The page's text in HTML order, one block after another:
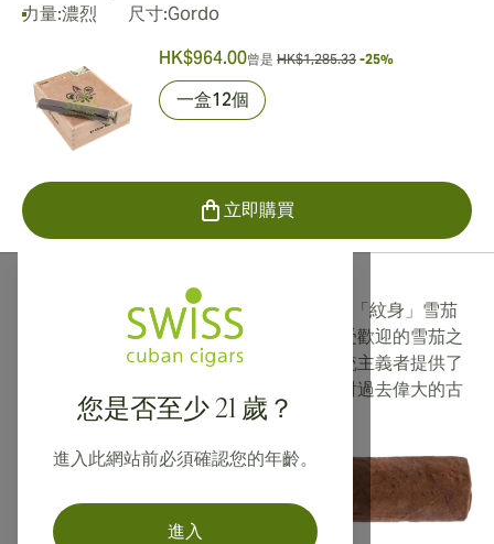
力量:濃烈 尺寸:Gordo
HK$964.00曾是 HK$1,285.33 -25%
一盒12個
立即購買
您是否至少 21 歲？
進入此網站前必須確認您的年齡。
進入
皮特·約翰遜 (Pete Johnson) 的塔圖阿赫或「紋身」雪茄
已從小型精品雪茄發展成為當今世界上最受歡迎的雪茄之
一。每支塔圖阿赫雪茄都為現代口味和傳統主義者提供了
豐富的質感和超級美味的冒險，這植根於對過去偉大的古
巴雪茄的欽佩。